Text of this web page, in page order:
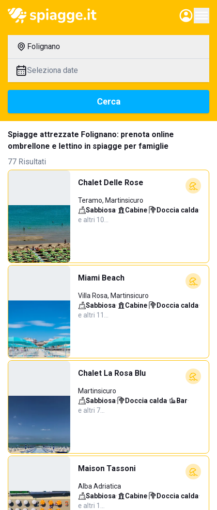
Folignano
Seleziona date
Cerca
Spiagge attrezzate Folignano: prenota online
ombrellone e lettino in spiagge per famiglie
77 Risultati
Chalet Delle Rose
Teramo, Martinsicuro
Sabbiosa· Cabine· Doccia calda·
e altri 10…
Miami Beach
Villa Rosa, Martinsicuro
Sabbiosa· Cabine· Doccia calda·
e altri 11…
Chalet La Rosa Blu
Martinsicuro
Sabbiosa· Doccia calda· Bar·
e altri 7…
Maison Tassoni
Alba Adriatica
Sabbiosa· Cabine· Doccia calda·
e altri 1…